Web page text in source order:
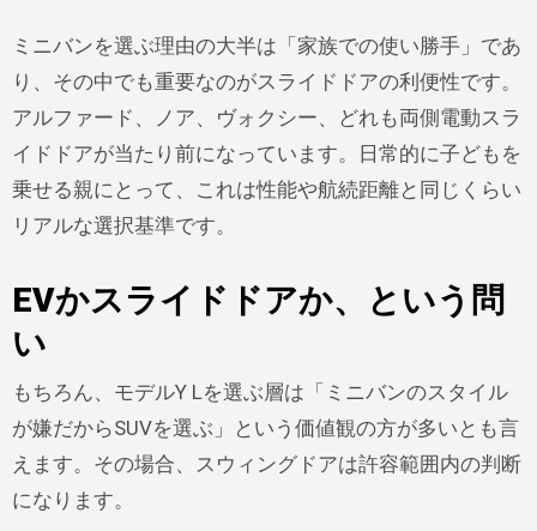
ミニバンを選ぶ理由の大半は「家族での使い勝手」であ
り、その中でも重要なのがスライドドアの利便性です。
アルファード、ノア、ヴォクシー、どれも両側電動スラ
イドドアが当たり前になっています。日常的に子どもを
乗せる親にとって、これは性能や航続距離と同じくらい
リアルな選択基準です。
EVかスライドドアか、という問
い
もちろん、モデルY Lを選ぶ層は「ミニバンのスタイル
が嫌だからSUVを選ぶ」という価値観の方が多いとも言
えます。その場合、スウィングドアは許容範囲内の判断
になります。